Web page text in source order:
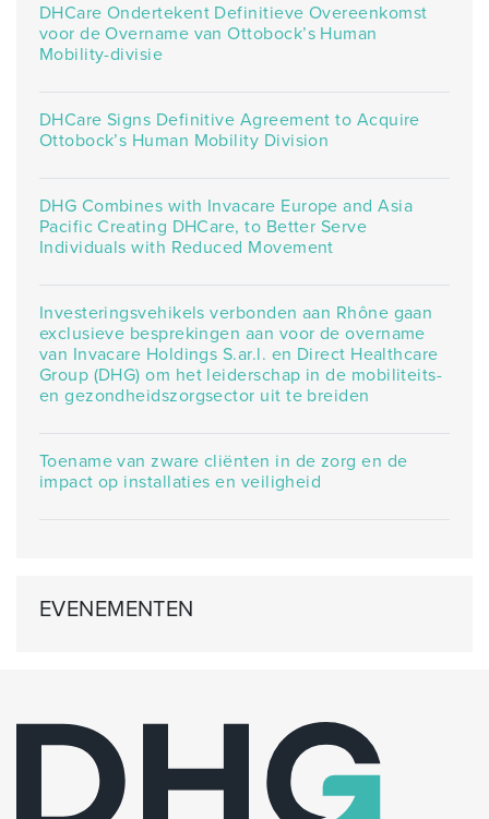
DHCare Ondertekent Definitieve Overeenkomst
voor de Overname van Ottobock’s Human
Mobility-divisie
DHCare Signs Definitive Agreement to Acquire
Ottobock’s Human Mobility Division
DHG Combines with Invacare Europe and Asia
Pacific Creating DHCare, to Better Serve
Individuals with Reduced Movement
Investeringsvehikels verbonden aan Rhône gaan
exclusieve besprekingen aan voor de overname
van Invacare Holdings S.ar.l. en Direct Healthcare
Group (DHG) om het leiderschap in de mobiliteits-
en gezondheidszorgsector uit te breiden
Toename van zware cliënten in de zorg en de
impact op installaties en veiligheid
EVENEMENTEN